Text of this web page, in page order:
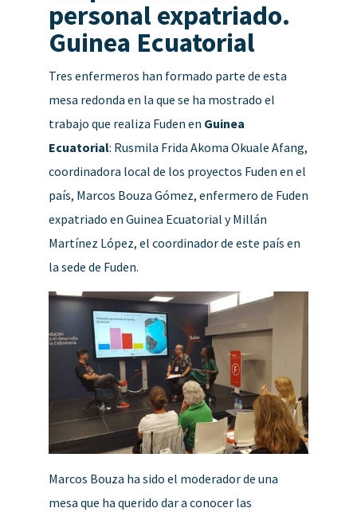
personal expatriado.
Guinea Ecuatorial
Tres enfermeros han formado parte de esta
mesa redonda en la que se ha mostrado el
trabajo que realiza Fuden en Guinea
Ecuatorial: Rusmila Frida Akoma Okuale Afang,
coordinadora local de los proyectos Fuden en el
país, Marcos Bouza Gómez, enfermero de Fuden
expatriado en Guinea Ecuatorial y Millán
Martínez López, el coordinador de este país en
la sede de Fuden.
Marcos Bouza ha sido el moderador de una
mesa que ha querido dar a conocer las